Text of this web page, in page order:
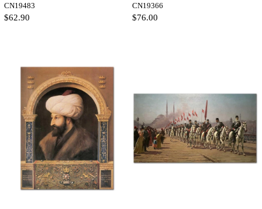
CN19483
$62.90
CN19366
$76.00